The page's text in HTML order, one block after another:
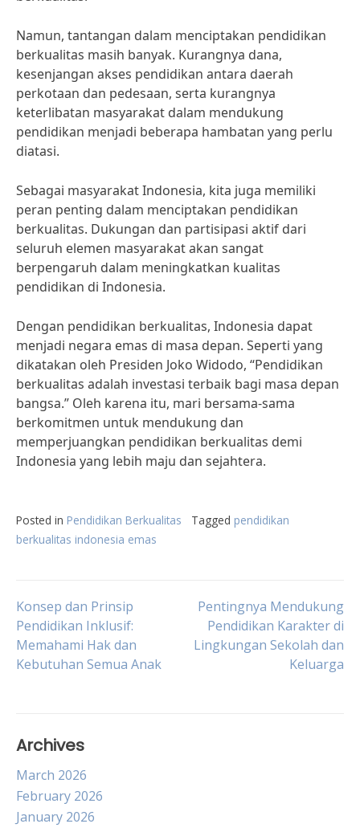
Namun, tantangan dalam menciptakan pendidikan
berkualitas masih banyak. Kurangnya dana,
kesenjangan akses pendidikan antara daerah
perkotaan dan pedesaan, serta kurangnya
keterlibatan masyarakat dalam mendukung
pendidikan menjadi beberapa hambatan yang perlu
diatasi.
Sebagai masyarakat Indonesia, kita juga memiliki
peran penting dalam menciptakan pendidikan
berkualitas. Dukungan dan partisipasi aktif dari
seluruh elemen masyarakat akan sangat
berpengaruh dalam meningkatkan kualitas
pendidikan di Indonesia.
Dengan pendidikan berkualitas, Indonesia dapat
menjadi negara emas di masa depan. Seperti yang
dikatakan oleh Presiden Joko Widodo, “Pendidikan
berkualitas adalah investasi terbaik bagi masa depan
bangsa.” Oleh karena itu, mari bersama-sama
berkomitmen untuk mendukung dan
memperjuangkan pendidikan berkualitas demi
Indonesia yang lebih maju dan sejahtera.
Posted in Pendidikan Berkualitas Tagged pendidikan
berkualitas indonesia emas
Post
navigation
Konsep dan Prinsip
Pendidikan Inklusif:
Memahami Hak dan
Kebutuhan Semua Anak
Pentingnya Mendukung
Pendidikan Karakter di
Lingkungan Sekolah dan
Keluarga
Archives
March 2026
February 2026
January 2026